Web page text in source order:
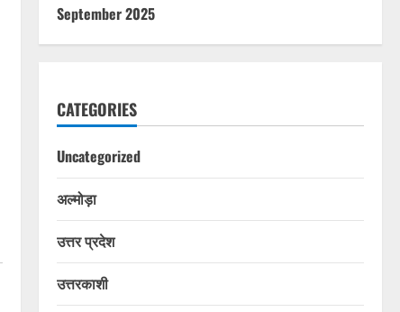
September 2025
CATEGORIES
Uncategorized
अल्मोड़ा
उत्तर प्रदेश
उत्तरकाशी